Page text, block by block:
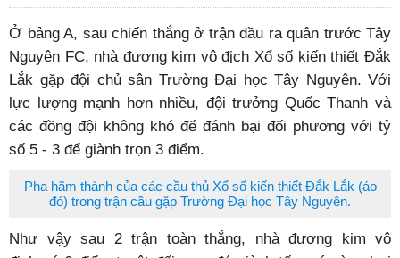
Ở bảng A, sau chiến thắng ở trận đầu ra quân trước Tây
Nguyên FC, nhà đương kim vô địch Xổ số kiến thiết Đắk
Lắk gặp đội chủ sân Trường Đại học Tây Nguyên. Với
lực lượng mạnh hơn nhiều, đội trưởng Quốc Thanh và
các đồng đội không khó để đánh bại đối phương với tỷ
số 5 - 3 để giành trọn 3 điểm.
Pha hãm thành của các cầu thủ Xổ số kiến thiết Đắk Lắk (áo
đỏ) trong trận cầu gặp Trường Đại học Tây Nguyên.
Như vậy sau 2 trận toàn thắng, nhà đương kim vô